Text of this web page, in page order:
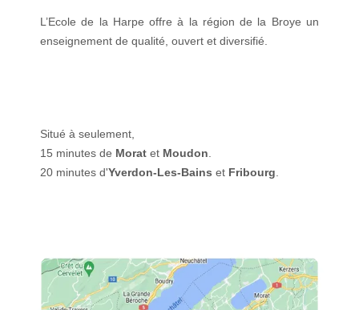
L’Ecole de la Harpe offre à la région de la Broye un
enseignement de qualité, ouvert et diversifié.
Situé à seulement,
15 minutes de Morat et Moudon
20 minutes d'Yverdon-Les-Bains et Fribourg